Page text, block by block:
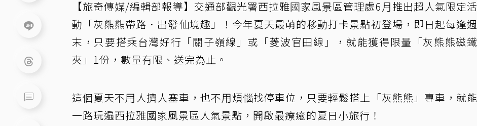
【旅奇傳媒/編輯部報導】交通部觀光署西拉雅國家風景區管理處6月推出超人氣限定活
動「灰熊熊帶路．出發仙境趣」！今年夏天最萌的移動打卡景點初登場，即日起每逢週
末，只要搭乘台灣好行「關子嶺線」或「菱波官田線」，就能獲得限量「灰熊熊磁鐵
夾」1份，數量有限、送完為止。
這個夏天不用人擠人塞車，也不用煩惱找停車位，只要輕鬆搭上「灰熊熊」專車，就能
一路玩遍西拉雅國家風景區人氣景點，開啟最療癒的夏日小旅行！